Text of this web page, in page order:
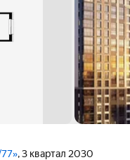
, 3 квартал 2030